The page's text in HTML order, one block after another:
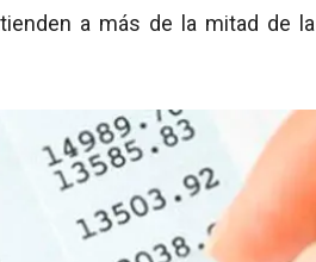
a más de la mitad de la